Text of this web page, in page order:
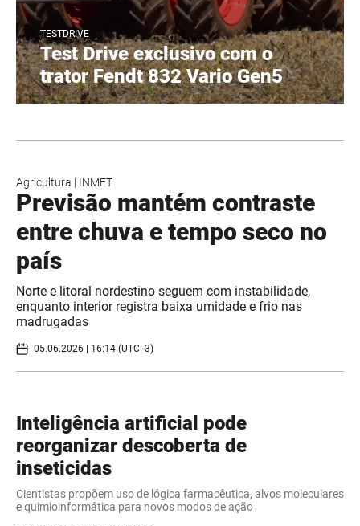
TESTDRIVE
Test Drive exclusivo com o
trator Fendt 832 Vario Gen5
Agricultura | INMET
Previsão mantém contraste
entre chuva e tempo seco no
país
Norte e litoral nordestino seguem com instabilidade,
enquanto interior registra baixa umidade e frio nas
madrugadas
05.06.2026 | 16:14 (UTC -3)
Inteligência artificial pode
reorganizar descoberta de
inseticidas
Cientistas propõem uso de lógica farmacêutica, alvos moleculares
e quimioinformática para novos modos de ação